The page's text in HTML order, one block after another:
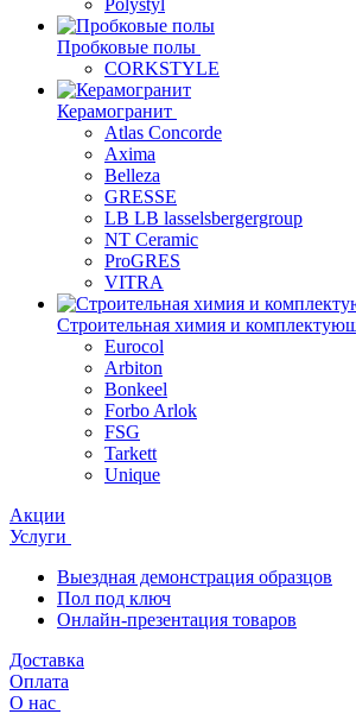
Polystyl
Пробковые полы
CORKSTYLE
Керамогранит
Atlas Concorde
Axima
Belleza
GRESSE
LB LB lasselsbergergroup
NT Ceramic
ProGRES
VITRA
Строительная химия и
Eurocol
Arbiton
Bonkeel
Forbo Arlok
FSG
Tarkett
Unique
Акции
Услуги
Выездная демонстрация образцов
Пол под ключ
Онлайн-презентация товаров
Доставка
Оплата
О нас